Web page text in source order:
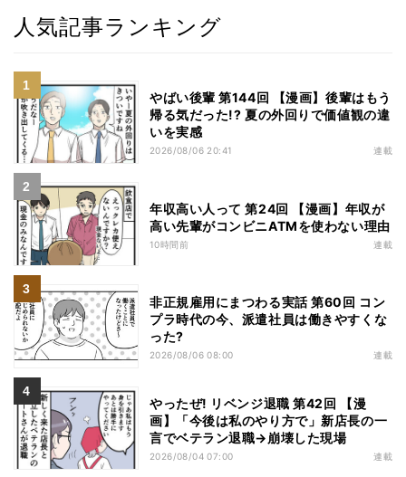
人気記事ランキング
やばい後輩 第144回 【漫画】後輩はもう
帰る気だった!? 夏の外回りで価値観の違
いを実感
2026/08/06 20:41 連載
年収高い人って 第24回 【漫画】年収が
高い先輩がコンビニATMを使わない理由
10時間前 連載
非正規雇用にまつわる実話 第60回 コン
プラ時代の今、派遣社員は働きやすくな
った?
2026/08/06 08:00 連載
やったぜ! リベンジ退職 第42回 【漫
画】「今後は私のやり方で」新店長の一
言でベテラン退職→崩壊した現場
2026/08/04 07:00 連載